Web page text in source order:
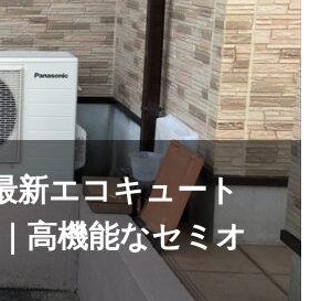
新エコキュート
高機能なセミオ